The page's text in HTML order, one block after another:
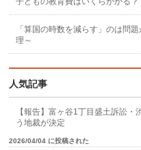
「算国の時数を減らす」のは問
理～
人気記事
【報告】富ヶ谷1丁目盛土訴訟
う地裁が決定
2026/04/04 に投稿された